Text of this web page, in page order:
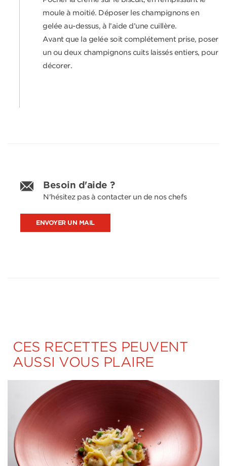
moule à moitié. Déposer les champignons en
gelée au-dessus, à l’aide d’une cuillère.
Avant que la gelée soit complétement prise, poser
un ou deux champignons cuits laissés entiers, pour
décorer.
Besoin d'aide ?
N'hésitez pas à contacter un de nos chefs
ENVOYER UN MAIL
CES RECETTES PEUVENT
AUSSI VOUS PLAIRE